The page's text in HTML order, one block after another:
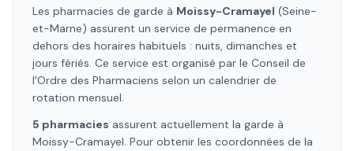
Les pharmacies de garde à Moissy-Cramayel (Seine-
et-Marne) assurent un service de permanence en
dehors des horaires habituels : nuits, dimanches et
jours fériés. Ce service est organisé par le Conseil de
l'Ordre des Pharmaciens selon un calendrier de
rotation mensuel.
5 pharmacies assurent actuellement la garde à
Moissy-Cramayel. Pour obtenir les coordonnées de la